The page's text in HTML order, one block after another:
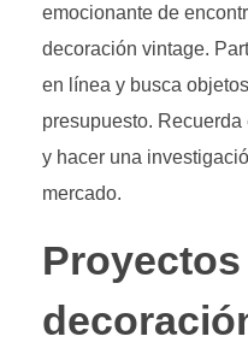
emocionante de
decoración vintage.
en línea y busca
presupuesto.
y hacer una
mercado.
Proyectos